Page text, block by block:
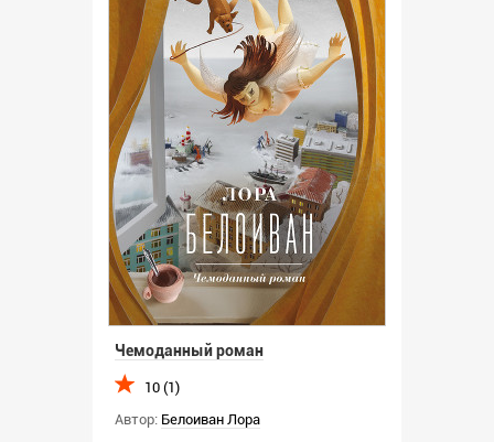
Чемоданный роман
10 (1)
Автор: Белоиван Лора